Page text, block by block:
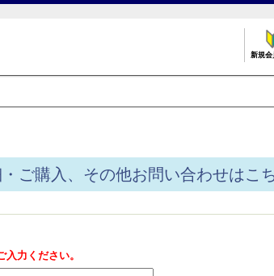
新規会
ご購入、その他お問い合わせはこ
力ください。